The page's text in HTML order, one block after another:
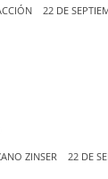
22 DE
ZINSER 22 DE